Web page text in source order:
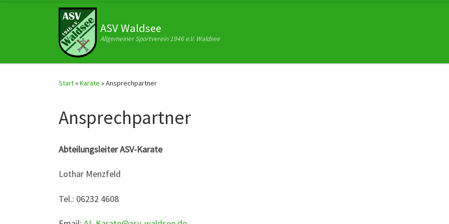
Zum Inhalt springen
ASV Waldsee
Allgemeiner Sportverein 1946 e.V. Waldsee
Start»Karate »Ansprechpartner
Ansprechpartner
Abteilungsleiter ASV-Karate
Lothar Menzfeld
Tel.: 06232 4608